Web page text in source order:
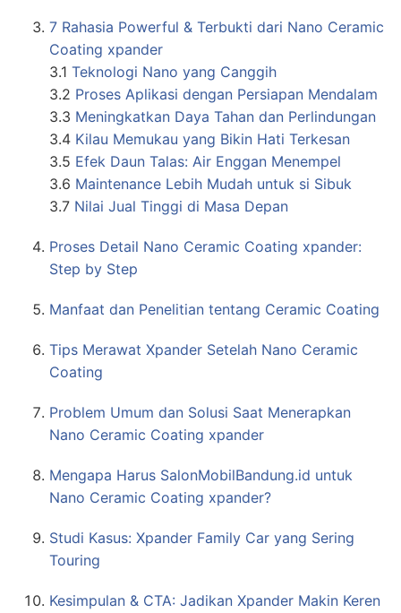
7 Rahasia Powerful & Terbukti dari Nano Ceramic
Coating xpander
3.1 Teknologi Nano yang Canggih
3.2 Proses Aplikasi dengan Persiapan Mendalam
3.3 Meningkatkan Daya Tahan dan Perlindungan
3.4 Kilau Memukau yang Bikin Hati Terkesan
3.5 Efek Daun Talas: Air Enggan Menempel
3.6 Maintenance Lebih Mudah untuk si Sibuk
3.7 Nilai Jual Tinggi di Masa Depan
Proses Detail Nano Ceramic Coating xpander:
Step by Step
Manfaat dan Penelitian tentang Ceramic Coating
Tips Merawat Xpander Setelah Nano Ceramic
Coating
Problem Umum dan Solusi Saat Menerapkan
Nano Ceramic Coating xpander
Mengapa Harus SalonMobilBandung.id untuk
Nano Ceramic Coating xpander?
Studi Kasus: Xpander Family Car yang Sering
Touring
Kesimpulan & CTA: Jadikan Xpander Makin Keren